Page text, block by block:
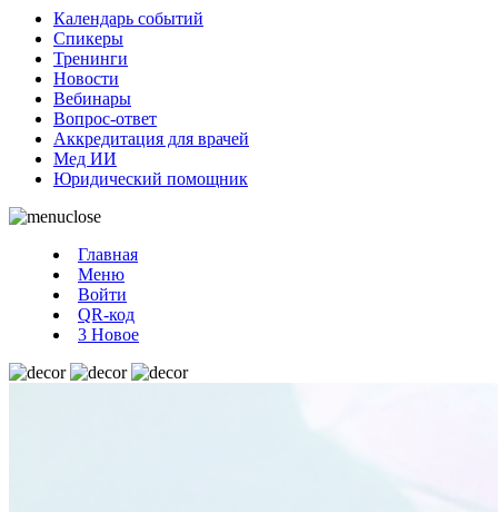
Календарь событий
Спикеры
Тренинги
Новости
Вебинары
Вопрос-ответ
Аккредитация для врачей
Мед ИИ
Юридический помощник
Главная
Меню
Войти
QR-код
3 Новое